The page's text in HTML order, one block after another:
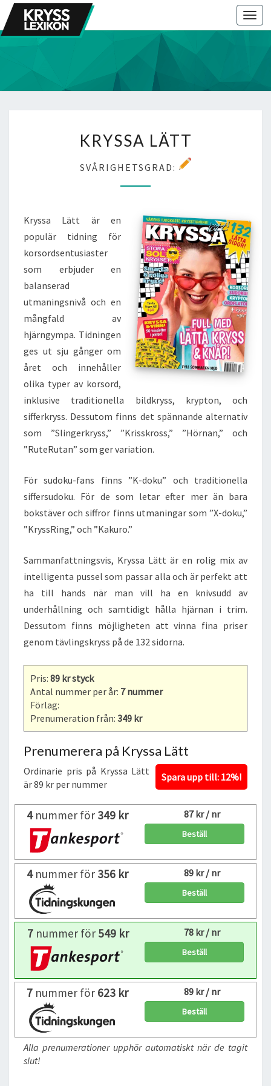
LÄTT
KRYSSA LÄTT
SVÅRIGHETSGRAD:
Kryssa Lätt är en
populär tidning för
korsordsentusiaster
som erbjuder en
balanserad
utmaningsnivå och en
mångfald av
hjärngympa. Tidningen
ges ut sju gånger om
året och innehåller
olika typer av korsord,
inklusive traditionella bildkryss, krypton, och
sifferkryss. Dessutom finns det spännande alternativ
som ”Slingerkryss,” ”Krisskross,” ”Hörnan,” och
”RuteRutan” som ger variation.
För sudoku-fans finns ”K-doku” och traditionella
siffersudoku. För de som letar efter mer än bara
bokstäver och siffror finns utmaningar som ”X-doku,”
”KryssRing,” och ”Kakuro.”
Sammanfattningsvis, Kryssa Lätt är en rolig mix av
intelligenta pussel som passar alla och är perfekt att
ha till hands när man vill ha en knivsudd av
underhållning och samtidigt hålla hjärnan i trim.
Dessutom finns möjligheten att vinna fina priser
genom tävlingskryss på de 132 sidorna.
Pris: 89 kr styck
Antal nummer per år: 7 nummer
Förlag:
Prenumeration från: 349 kr
Prenumerera på Kryssa Lätt
Spara upp till: 12%!
Ordinarie pris på Kryssa Lätt
är 89 kr per nummer
4nummer för 349 kr 87 kr / nr
Beställ
4nummer för 356 kr 89 kr / nr
Beställ
7 nummer för 549 kr 78 kr / nr
Beställ
7 nummer för 623 kr 89 kr / nr
Beställ
Alla prenumerationer upphör automatiskt när de tagit
slut!